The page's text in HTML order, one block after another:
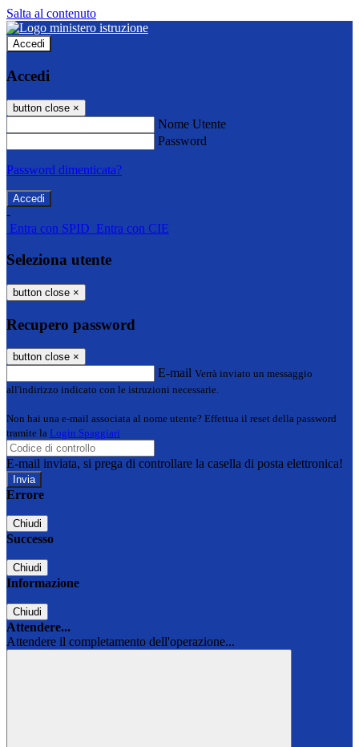
Salta al contenuto
Accedi
Accedi
button close ×
Nome Utente
Password
Password dimenticata?
-
Entra con SPID Entra con CIE
Seleziona utente
button close ×
Recupero password
button close ×
E-mail Verrà inviato un messaggio
all'indirizzo indicato con le istruzioni necessarie.
Non hai una e-mail associata al nome utente? Effettua il reset della password
tramite la Login Spaggiari
E-mail inviata, si prega di controllare la casella di posta elettronica!
Errore
Chiudi
Successo
Chiudi
Informazione
Chiudi
Attendere...
Attendere il completamento dell'operazione...